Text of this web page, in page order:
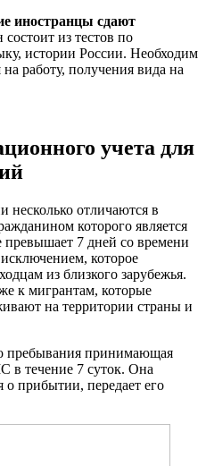
иностранцы сдают
из тестов по
истории России. Необходим
работу, получения вида на
учета для
несколько отличаются в
которого является
7 дней со времени
которое
из близкого зарубежья.
к мигрантам, которые
на территории страны и
пребывания принимающая
в течение 7 суток. Она
о прибытии, передает его